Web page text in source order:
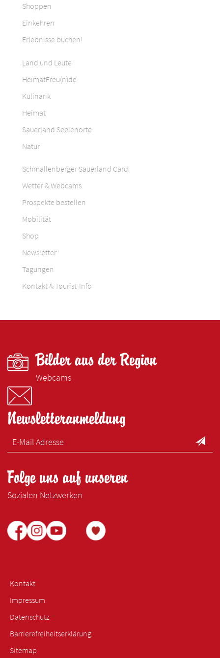
Shoppen
Einkehren
Erlebnisse buchen!
Land und Leute
HeimatFreu(n)de
Kulinarik
Heimat
Sauerland Seelenorte
Natur
Schmallenberger Sauerland Card
Wetter & Webcams
Prospekte bestellen
Mobilität
Shop
Newsletter
Tagungen
Kontakt & Tourist-Info
Bilder aus der Region
Webcams
Newsletteranmeldung
Folge uns auf unseren
Sozialen Netzwerken
Kontakt
Impressum
Datenschutz
Barrierefreiheitserklärung
Sitemap